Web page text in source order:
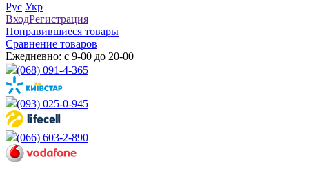
Рус Укр
ВходРегистрация
Понравившиеся товары
Сравнение товаров
Ежедневно: с 9-00 до 20-00
(068) 091-4-365
(093) 025-0-945
(066) 603-2-890